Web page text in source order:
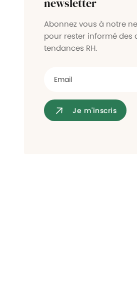
newsletter
Abonnez vous à notre
pour rester informé des
tendances RH.
Je m'inscris
Contrôle